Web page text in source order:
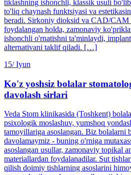
tiklashning ishonchli, klassik usuli
to'liq chaynash funktsiyasi va
beradi. Sirkoniy dioksid va CAD/CAM
foydalangan holda, zamonaviy
ishonchli o'rnatishni ta'minlaydi,
alternativani taklif qiladi. […]
15/ Iyun
Ko'z yoshsiz bolalar
davolash sirlari
Veda Stom klinikasida (Toshkent)
psixologik moslashuv, yumshoq
tamoyillariga asoslangan. Biz bolalarni
davolamaymiz - buning o'rniga
asoslangan usullar, zamonaviy topikal
materiallardan foydalanadilar. Sut
qilish doimiy tishlarning asoslarini